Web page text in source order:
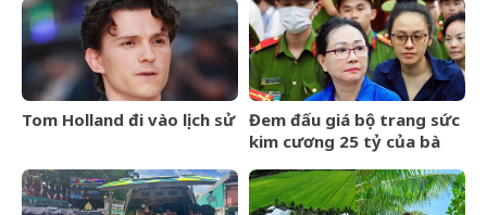
mỏi tay đếm tiền
mang đội hình B dự giải Vô
địch ĐNÁ của FIFA
Tom Holland đi vào lịch sử
Đem đấu giá bộ trang sức
kim cương 25 tỷ của bà
hóa đơn nhưng món đắt
nhất giá 9,4 tỷ